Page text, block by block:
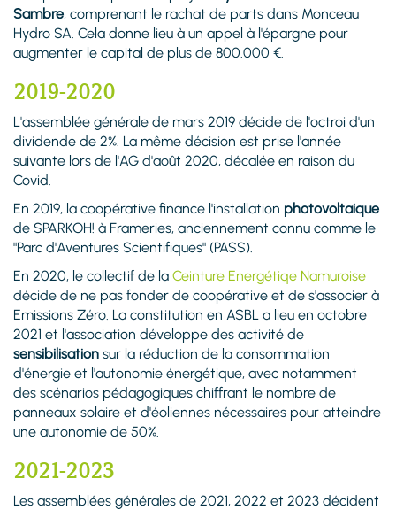
Sambre, comprenant le rachat de parts dans Monceau
Hydro SA. Cela donne lieu à un appel à l'épargne pour
augmenter le capital de plus de 800.000 €.
2019-2020
L'assemblée générale de mars 2019 décide de l'octroi d'un
dividende de 2%. La même décision est prise l'année
suivante lors de l'AG d'août 2020, décalée en raison du
Covid.
En 2019, la coopérative finance l'installation photovoltaique
de SPARKOH! à Frameries, anciennement connu comme le
"Parc d'Aventures Scientifiques" (PASS).
En 2020, le collectif de la Ceinture Energétiqe Namuroise
décide de ne pas fonder de coopérative et de s'associer à
Emissions Zéro. La constitution en ASBL a lieu en octobre
2021 et l'association développe des activité de
sensibilisation sur la réduction de la consommation
d'énergie et l'autonomie énergétique, avec notamment
des scénarios pédagogiques chiffrant le nombre de
panneaux solaire et d'éoliennes nécessaires pour atteindre
une autonomie de 50%.
2021-2023
Les assemblées générales de 2021, 2022 et 2023 décident